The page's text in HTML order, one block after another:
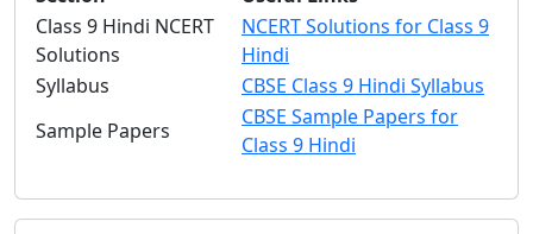
Class 9 Hindi NCERT
Solutions
NCERT Solutions for Class 9
Hindi
Syllabus
CBSE Class 9 Hindi Syllabus
Sample Papers
CBSE Sample Papers for
Class 9 Hindi